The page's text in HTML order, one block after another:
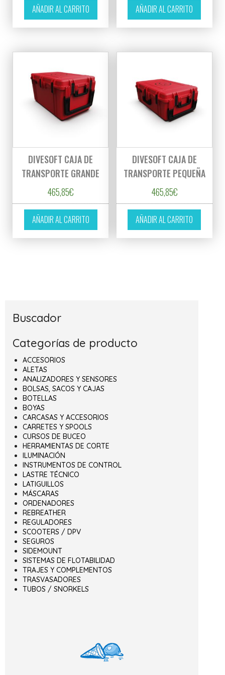
AÑADIR AL CARRITO AÑADIR AL CARRITO
DIVESOFT CAJA DE
TRANSPORTE GRANDE
465,85€
AÑADIR AL CARRITO
DIVESOFT CAJA DE
TRANSPORTE PEQUEÑA
465,85€
AÑADIR AL CARRITO
Buscador
Categorías de producto
ACCESORIOS
ALETAS
ANALIZADORES Y SENSORES
BOLSAS, SACOS Y CAJAS
BOTELLAS
BOYAS
CARCASAS Y ACCESORIOS
CARRETES Y SPOOLS
CURSOS DE BUCEO
HERRAMIENTAS DE CORTE
ILUMINACIÓN
INSTRUMENTOS DE CONTROL
LASTRE TÉCNICO
LATIGUILLOS
MÁSCARAS
ORDENADORES
REBREATHER
REGULADORES
SCOOTERS / DPV
SEGUROS
SIDEMOUNT
SISTEMAS DE FLOTABILIDAD
TRAJES Y COMPLEMENTOS
TRASVASADORES
TUBOS / SNORKELS